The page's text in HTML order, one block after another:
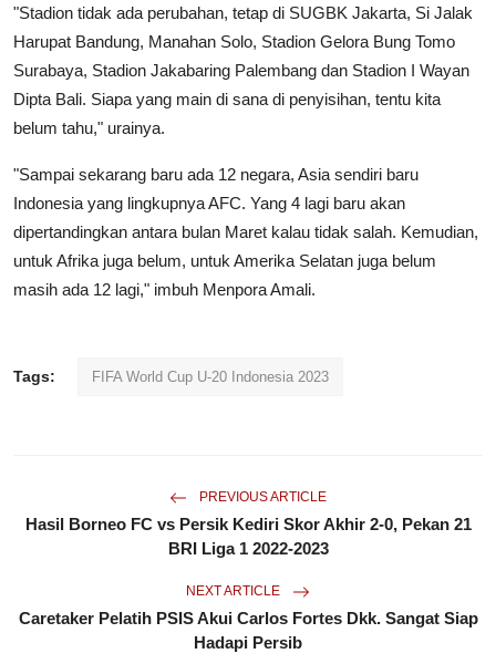
"Stadion tidak ada perubahan, tetap di SUGBK Jakarta, Si Jalak
Harupat Bandung, Manahan Solo, Stadion Gelora Bung Tomo
Surabaya, Stadion Jakabaring Palembang dan Stadion I Wayan
Dipta Bali. Siapa yang main di sana di penyisihan, tentu kita
belum tahu," urainya.
"Sampai sekarang baru ada 12 negara, Asia sendiri baru
Indonesia yang lingkupnya AFC. Yang 4 lagi baru akan
dipertandingkan antara bulan Maret kalau tidak salah. Kemudian,
untuk Afrika juga belum, untuk Amerika Selatan juga belum
masih ada 12 lagi," imbuh Menpora Amali.
Tags: FIFA World Cup U-20 Indonesia 2023
PREVIOUS ARTICLE
Hasil Borneo FC vs Persik Kediri Skor Akhir 2-0, Pekan 21
BRI Liga 1 2022-2023
NEXT ARTICLE
Caretaker Pelatih PSIS Akui Carlos Fortes Dkk. Sangat Siap
Hadapi Persib